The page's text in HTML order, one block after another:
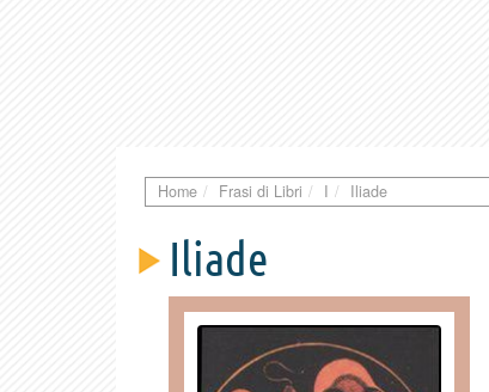
Home Frasi di Libri I Iliade
Iliade